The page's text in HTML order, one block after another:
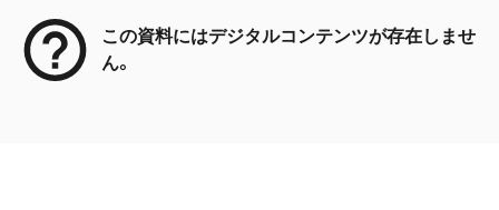
この資料にはデジタルコンテンツが存在しませ
ん。